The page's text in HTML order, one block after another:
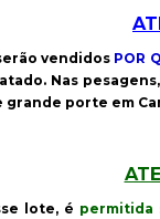
vendidos POR
Nas
grande porte em
lote, é permitida